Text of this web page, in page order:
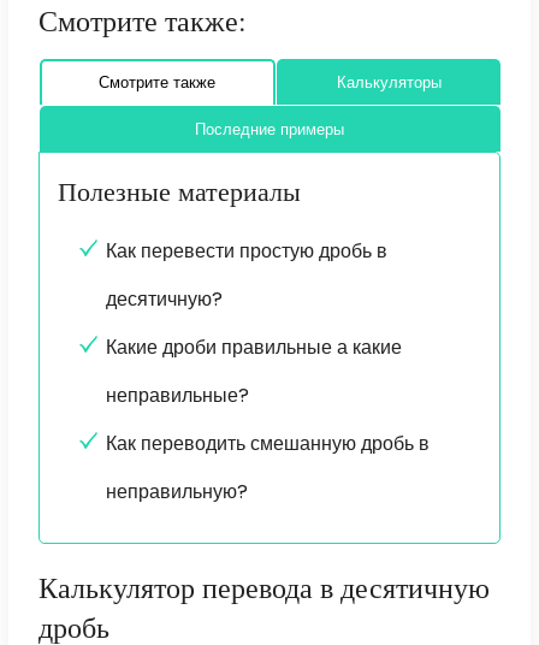
Смотрите также:
Смотрите также Калькуляторы
Последние примеры
Полезные материалы
Как перевести простую дробь в
десятичную?
Какие дроби правильные а какие
неправильные?
Как переводить смешанную дробь в
неправильную?
Калькулятор перевода в десятичную
дробь